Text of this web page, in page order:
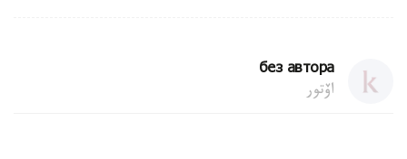
без автора
اۆتور